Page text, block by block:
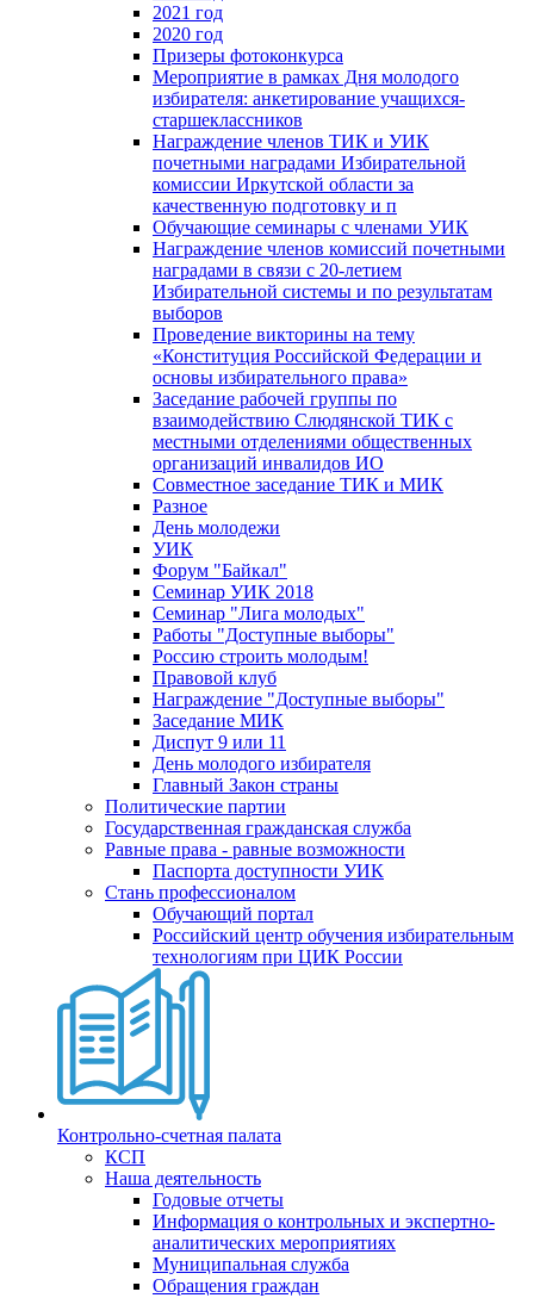
2021 год
2020 год
Призеры фотоконкурса
Мероприятие в рамках Дня молодого
избирателя: анкетирование учащихся-
старшеклассников
Награждение членов ТИК и УИК
почетными наградами Избирательной
комиссии Иркутской области за
качественную подготовку и п
Обучающие семинары с членами УИК
Награждение членов комиссий почетными
наградами в связи с 20-летием
Избирательной системы и по результатам
выборов
Проведение викторины на тему
«Конституция Российской Федерации и
основы избирательного права»
Заседание рабочей группы по
взаимодействию Слюдянской ТИК с
местными отделениями общественных
организаций инвалидов ИО
Совместное заседание ТИК и МИК
Разное
День молодежи
УИК
Форум "Байкал"
Семинар УИК 2018
Семинар "Лига молодых"
Работы "Доступные выборы"
Россию строить молодым!
Правовой клуб
Награждение "Доступные выборы"
Заседание МИК
Диспут 9 или 11
День молодого избирателя
Главный Закон страны
Политические партии
Государственная гражданская служба
Равные права - равные возможности
Паспорта доступности УИК
Стань профессионалом
Обучающий портал
Российский центр обучения избирательным
технологиям при ЦИК России
Контрольно-счетная палата
КСП
Наша деятельность
Годовые отчеты
Информация о контрольных и экспертно-
аналитических мероприятиях
Муниципальная служба
Обращения граждан